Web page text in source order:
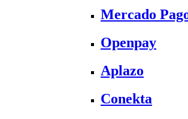
Mercado
Openpay
Aplazo
Conekta